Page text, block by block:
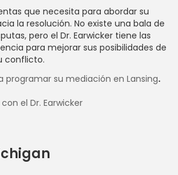
que necesita para abordar su
la resolución. No existe una bala de
pero el Dr. Earwicker tiene las
para mejorar sus posibilidades de
conflicto.
programar su mediación en Lansing.
el Dr. Earwicker